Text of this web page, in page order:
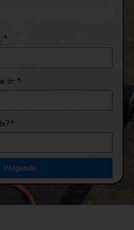
in:*
Volgende